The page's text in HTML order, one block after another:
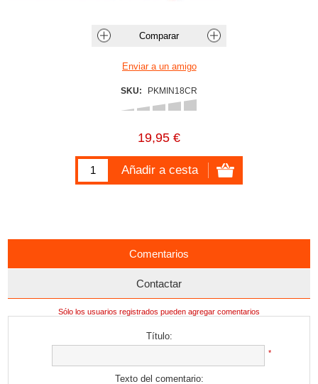
SKU: PKMIN18CR
19,95 €
Comentarios
Contactar
Sólo los usuarios registrados pueden agregar comentarios
Título:
*
Texto del comentario: